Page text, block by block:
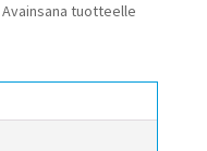
Avainsana tuotteelle